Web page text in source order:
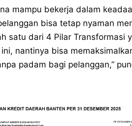
mampu bekerja dalam
bisa tetap nyaman
satu dari 4 Pilar Transformasi
nantinya bisa
padam bagi pelanggan,”